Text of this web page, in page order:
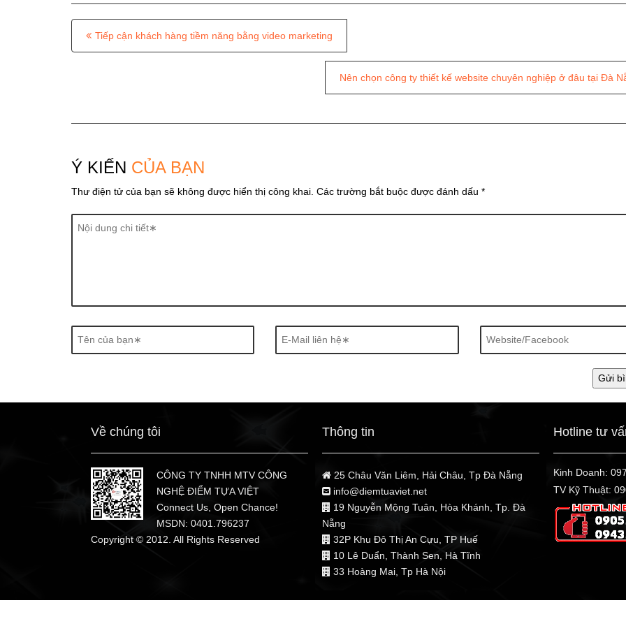
P
o
n
v
i
g
a
o
n
Tiếp cận khách hàng tiềm năng bằng video marketing
Nên chọn công ty thiết kế website chuyên nghiệp ở đâu tại Đà
Ý KIẾN CỦA BẠN
Thư điện tử của bạn sẽ không được hiển thị công khai. Các trường bắt buộc được đánh dấu *
Về chúng tôi
CÔNG TY TNHH MTV CÔNG
NGHỆ ĐIỂM TỰA VIỆT
Connect Us, Open Chance!
MSDN: 0401.796237
Copyright © 2012. All Rights Reserved
Thông tin
25 Châu Văn Liêm, Hải Châu, Tp Đà Nẵng
info@diemtuaviet.net
19 Nguyễn Mộng Tuân, Hòa Khánh, Tp. Đà
Nẵng
32P Khu Đô Thị An Cựu, TP Huế
10 Lê Duẩn, Thành Sen, Hà Tĩnh
33 Hoàng Mai, Tp Hà Nội
Hotline tư
Kinh Doanh:
TV Kỹ Thuật: